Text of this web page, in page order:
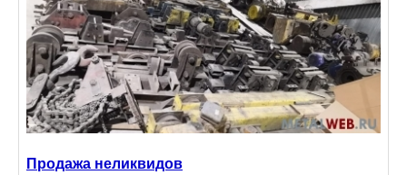
Продажа неликвидов